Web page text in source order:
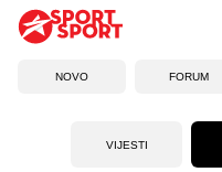
NOVO FORUM
VIJESTI